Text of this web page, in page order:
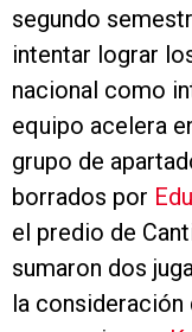
segundo
intentar lograr
nacional como
equipo acelera
grupo de
borrados por
el predio de
sumaron dos
la